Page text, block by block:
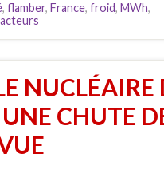
, flamber, France, froid, MWh,
CHUTE